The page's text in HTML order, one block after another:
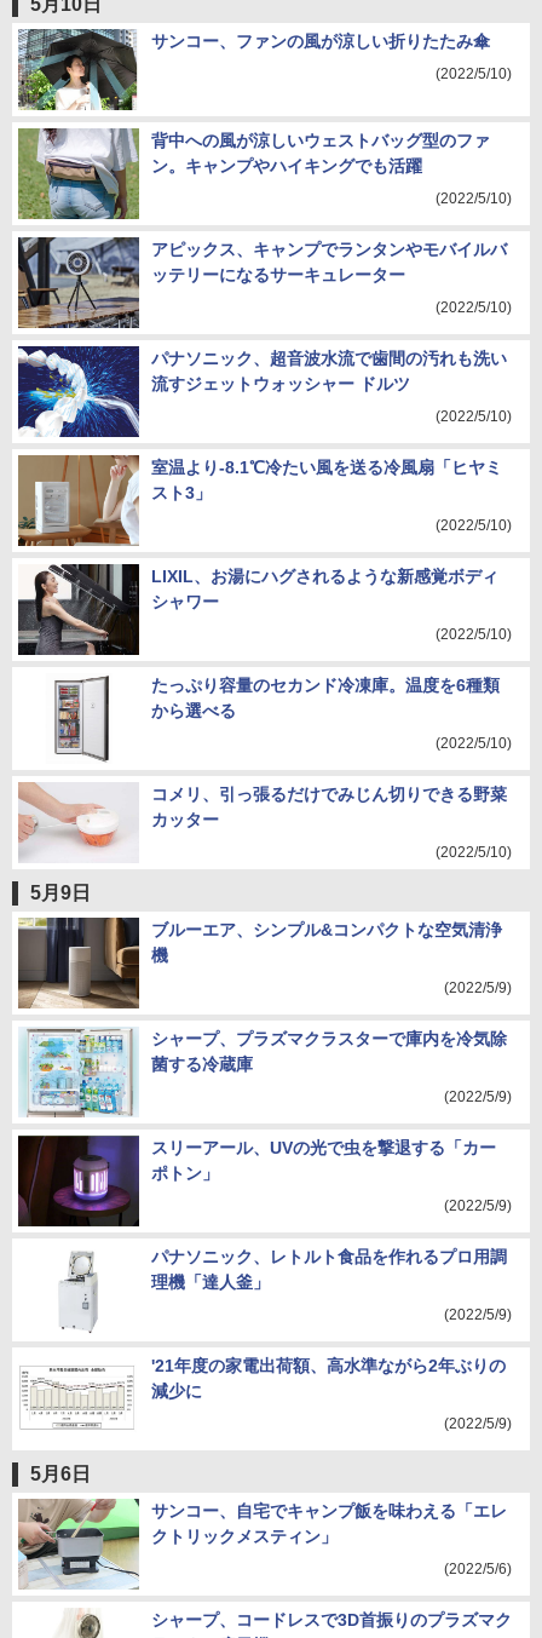
5月10日
サンコー、ファンの風が涼しい折りたたみ傘
(2022/5/10)
背中への風が涼しいウェストバッグ型のファ
ン。キャンプやハイキングでも活躍
(2022/5/10)
アピックス、キャンプでランタンやモバイルバ
ッテリーになるサーキュレーター
(2022/5/10)
パナソニック、超音波水流で歯間の汚れも洗い
流すジェットウォッシャー ドルツ
(2022/5/10)
室温より-8.1℃冷たい風を送る冷風扇「ヒヤミ
スト3」
(2022/5/10)
LIXIL、お湯にハグされるような新感覚ボディ
シャワー
(2022/5/10)
たっぷり容量のセカンド冷凍庫。温度を6種類
から選べる
(2022/5/10)
コメリ、引っ張るだけでみじん切りできる野菜
カッター
(2022/5/10)
5月9日
ブルーエア、シンプル&コンパクトな空気清浄
機
(2022/5/9)
シャープ、プラズマクラスターで庫内を冷気除
菌する冷蔵庫
(2022/5/9)
スリーアール、UVの光で虫を撃退する「カー
ポトン」
(2022/5/9)
パナソニック、レトルト食品を作れるプロ用調
理機「達人釜」
(2022/5/9)
'21年度の家電出荷額、高水準ながら2年ぶりの
減少に
(2022/5/9)
5月6日
サンコー、自宅でキャンプ飯を味わえる「エレ
クトリックメスティン」
(2022/5/6)
シャープ、コードレスで3D首振りのプラズマク